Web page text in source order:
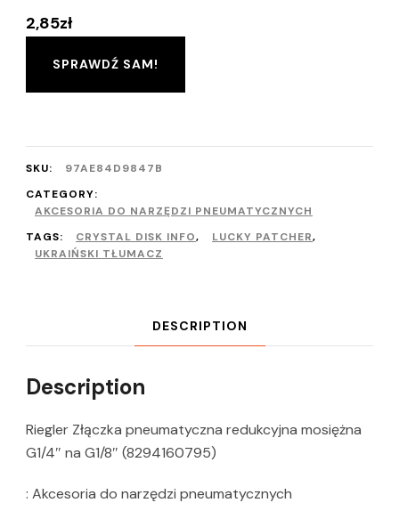
2,85zł
SPRAWDŹ SAM!
SKU:
97AE84D9847B
CATEGORY:
AKCESORIA DO NARZĘDZI PNEUMATYCZNYCH
TAGS:
CRYSTAL DISK INFO, LUCKY PATCHER,
UKRAIŃSKI TŁUMACZ
DESCRIPTION
Description
Riegler Złączka pneumatyczna redukcyjna mosiężna
G1/4″ na G1/8″ (8294160795)
: Akcesoria do narzędzi pneumatycznych